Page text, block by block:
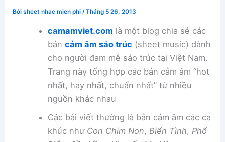
Bởisheet nhac mien phi/Tháng 5 26, 2013
camamviet.com là một blog chia sẻ các
bản cảm âm sáo trúc (sheet music) dành
cho người đam mê sáo trúc tại Việt Nam.
Trang này tổng hợp các bản cảm âm “hot
nhất, hay nhất, chuẩn nhất” từ nhiều
nguồn khác nhau
Các bài viết thường là bản cảm âm các ca
khúc như Con Chim Non, Biển Tình, Phố